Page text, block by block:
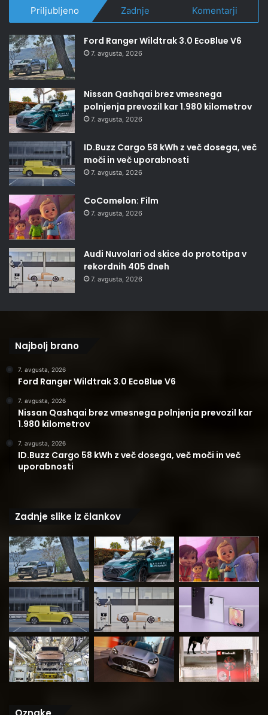
Priljubljeno Zadnje Komentarji
Ford Ranger Wildtrak 3.0 EcoBlue V6
7. avgusta, 2026
Nissan Qashqai brez vmesnega
polnjenja prevozil kar 1.980 kilometrov
7. avgusta, 2026
ID.Buzz Cargo 58 kWh z več dosega, več
moči in več uporabnosti
7. avgusta, 2026
CoComelon: Film
7. avgusta, 2026
Audi Nuvolari od skice do prototipa v
rekordnih 405 dneh
7. avgusta, 2026
Najbolj brano
7. avgusta, 2026
Ford Ranger Wildtrak 3.0 EcoBlue V6
7. avgusta, 2026
Nissan Qashqai brez vmesnega polnjenja prevozil kar
1.980 kilometrov
7. avgusta, 2026
ID.Buzz Cargo 58 kWh z več dosega, več moči in več
uporabnosti
Zadnje slike iz člankov